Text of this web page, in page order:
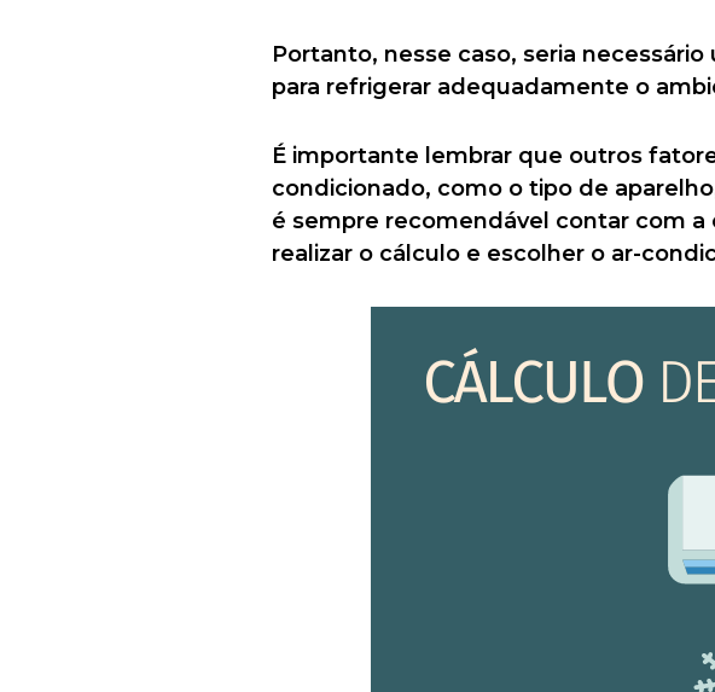
Portanto, nesse caso, seria
para refrigerar adequadamente o
É importante lembrar que outros
condicionado, como o tipo de
é sempre recomendável contar com
realizar o cálculo e escolher o ar-